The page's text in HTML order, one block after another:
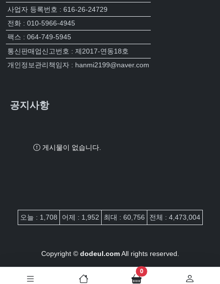
사업자 등록번호 : 616-26-24729
전화 : 010-5966-4945
팩스 : 064-749-5945
통신판매업신고번호 : 제2017-연동18호
개인정보관리책임자 : hanmi2199@naver.com
공지사항
게시물이 없습니다.
접속자집계
오늘 : 1,708 어제 : 1,952 최대 : 60,756 전체 : 4,473,004
Copyright © dodeul.comAll rights reserved.
0장바구니 담은 개수